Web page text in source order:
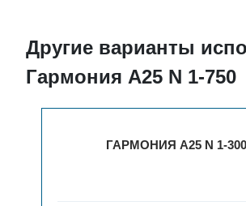
Другие варианты
Гармония А25 N 1-750
ГАРМОНИЯ А25 N 1-